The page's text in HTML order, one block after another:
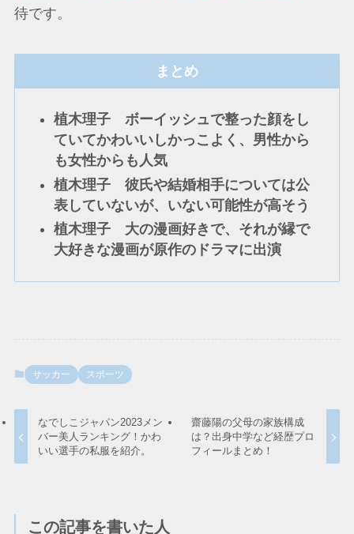
待です。
まとめ
植木理子 ボーイッシュで整った顔をし
ていてかわいいしかっこよく、男性から
も女性からも人気
植木理子 彼氏や結婚相手については公
表していないが、いない可能性が高そう
植木理子 大の漫画好きで、それが縁で
大好きな漫画が原作のドラマに出演
サッカー スポーツ
なでしこジャパン2023メン
バー美人ランキング！かわ
いい選手の私服を紹介。
齋藤陽の父母の家族構成
は？出身中学など経歴プロ
フィールまとめ！
この記事を書いた人